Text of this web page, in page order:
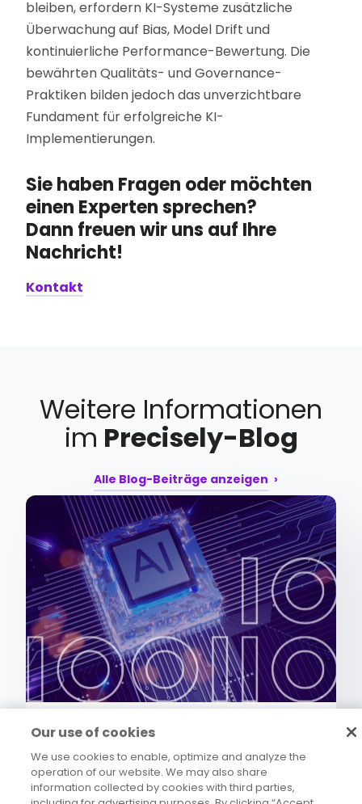
bleiben, erfordern KI-Systeme zusätzliche
Überwachung auf Bias, Model Drift und
kontinuierliche Performance-Bewertung. Die
bewährten Qualitäts- und Governance-
Praktiken bilden jedoch das unverzichtbare
Fundament für erfolgreiche KI-
Implementierungen.
Sie haben Fragen oder möchten
einen Experten sprechen?
Dann freuen wir uns auf Ihre
Nachricht!
Kontakt
Weitere Informationen
im Precisely-Blog
Alle Blog-Beiträge anzeigen
Was die neuesten
Fortschritte bei Agentic-
Ready Data für
Our use of cookies
We use cookies to enable, optimize and analyze the
operation of our website. We may also share
information collected by cookies with third parties,